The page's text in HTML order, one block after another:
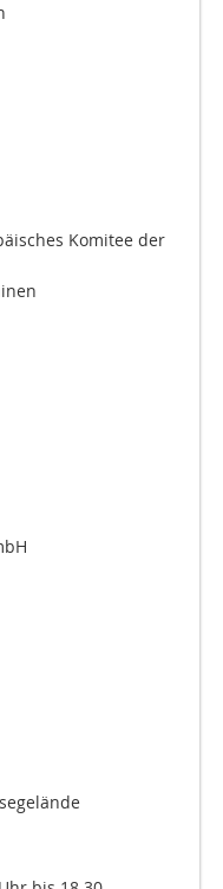
Komitee der